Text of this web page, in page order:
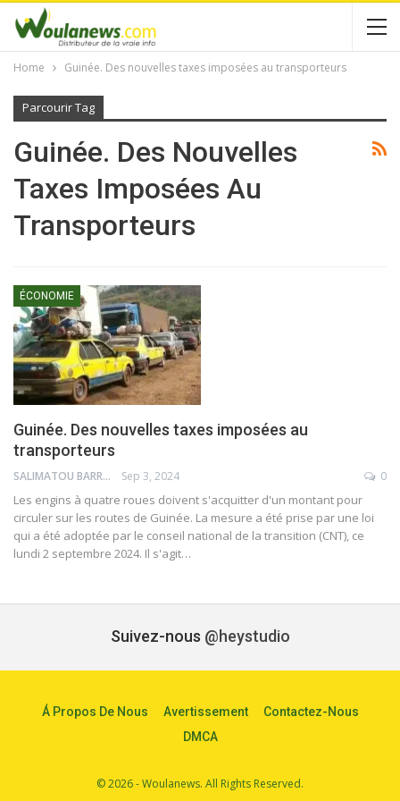
Home Guinée. Des nouvelles taxes imposées au transporteurs
Parcourir Tag
Guinée. Des Nouvelles
Taxes Imposées Au
Transporteurs
ÉCONOMIE
Guinée. Des nouvelles taxes imposées au
transporteurs
SALIMATOU BARRY Sep 3, 2024 0
Les engins à quatre roues doivent s'acquitter d'un montant pour
circuler sur les routes de Guinée. La mesure a été prise par une loi
qui a été adoptée par le conseil national de la transition (CNT), ce
lundi 2 septembre 2024. Il s'agit…
Suivez-nous @heystudio
Á Propos De Nous Avertissement
Contactez-Nous
DMCA
© 2026 - Woulanews. All Rights Reserved.